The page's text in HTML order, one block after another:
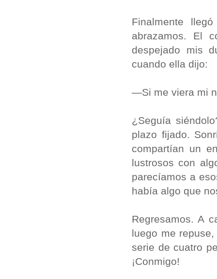
Finalmente
abrazamos. El
despejado mis
cuando ella dijo:
—Si me viera mi
¿Seguía
plazo fijado.
compartían un
lustro­sos con
parecíamos a
había algo que
Regresamos. A
luego me
serie de cuatro
¡Conmigo!